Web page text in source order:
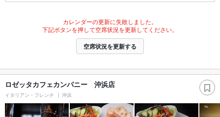
カレンダーの更新に失敗しました。
下記ボタンを押して空席状況を更新してください。
空席状況を更新する
ロゼッタカフェカンパニー 沖浜店
イタリアン・フレンチ 沖浜